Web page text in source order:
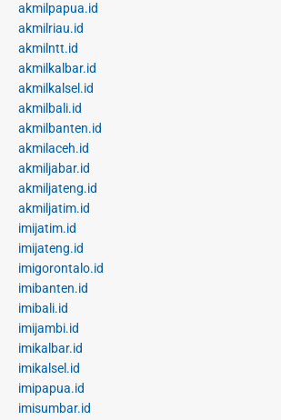
akmilpapua.id
akmilriau.id
akmilntt.id
akmilkalbar.id
akmilkalsel.id
akmilbali.id
akmilbanten.id
akmilaceh.id
akmiljabar.id
akmiljateng.id
akmiljatim.id
imijatim.id
imijateng.id
imigorontalo.id
imibanten.id
imibali.id
imijambi.id
imikalbar.id
imikalsel.id
imipapua.id
imisumbar.id